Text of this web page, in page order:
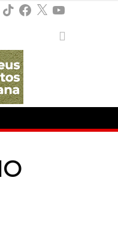
TikTokFacebook
X YouTube